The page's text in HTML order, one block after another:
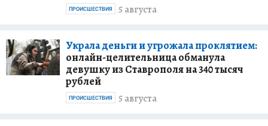
5 августа
ПРОИСШЕСТВИЯ
Украла деньги и угрожала проклятием:
онлайн-целительница обманула
девушку из Ставрополя на 340 тысяч
рублей
5 августа
ПРОИСШЕСТВИЯ